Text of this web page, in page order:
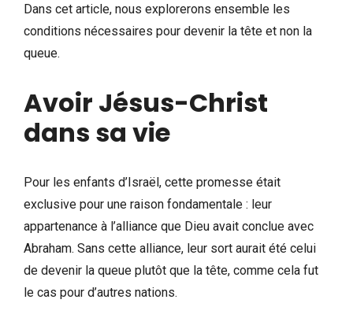
Dans cet article, nous explorerons ensemble les
conditions nécessaires pour devenir la tête et non la
queue.
Avoir Jésus-Christ
dans sa vie
Pour les enfants d’Israël, cette promesse était
exclusive pour une raison fondamentale : leur
appartenance à l’alliance que Dieu avait conclue avec
Abraham. Sans cette alliance, leur sort aurait été celui
de devenir la queue plutôt que la tête, comme cela fut
le cas pour d’autres nations.